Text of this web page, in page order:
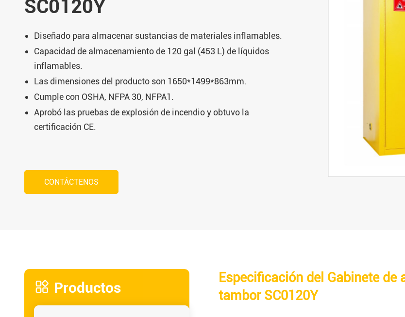
SC0120Y
Diseñado para almacenar sustancias de materiales inflamables.
Capacidad de almacenamiento de 120 gal (453 L) de líquidos
inflamables.
Las dimensiones del producto son 1650*1499*863mm.
Cumple con OSHA, NFPA 30, NFPA1.
Aprobó las pruebas de explosión de incendio y obtuvo la
certificación CE.
CONTÁCTENOS
 Productos
Especificación del Gabinete
tambor SC0120Y